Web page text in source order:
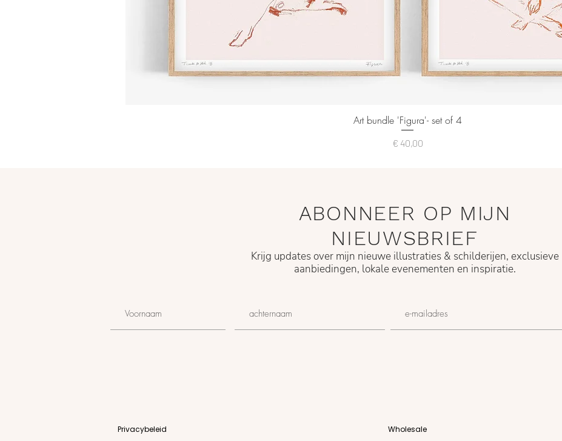
Snel overzicht
Art bundle 'Figura'- set of 4
Prijs
€ 40,00
ABONNEER OP MIJN
NIEUWSBRIEF
Krijg updates over mijn nieuwe illustraties & schilderijen, exclusieve
aanbiedingen, lokale evenementen en inspiratie.
Privacybeleid
Wholesale